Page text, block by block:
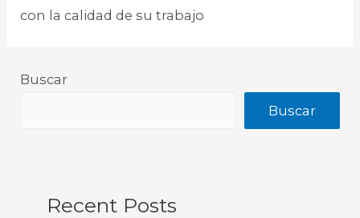
con la calidad de su trabajo
Buscar
Buscar
Recent Posts